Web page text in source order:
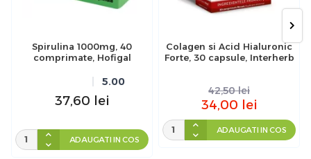
Spirulina 1000mg, 40
comprimate, Hofigal
5.00
37,60 lei
ADAUGATI IN COS
Colagen si Acid Hialuronic
Forte, 30 capsule, Interherb
42,50 lei
34,00 lei
ADAUGATI IN COS